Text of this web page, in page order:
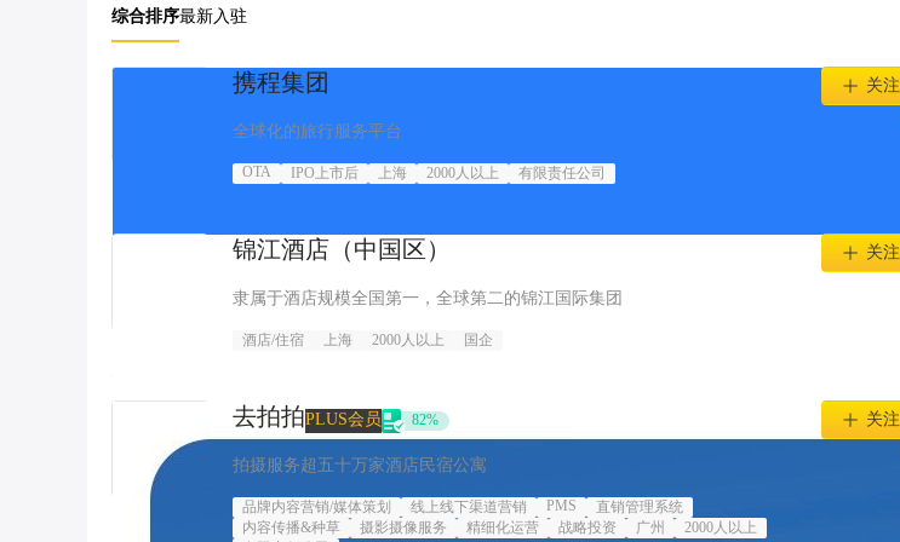
综合排序最新入驻
携程集团
全球化的旅行服务平台
OTA IPO上市后 上海 2000人以上 有限责任公司
关注
锦江酒店（中国区）
隶属于酒店规模全国第一，全球第二的锦江国际集团
酒店/住宿 上海 2000人以上 国企
关注
去拍拍PLUS会员 82%
拍摄服务超五十万家酒店民宿公寓
品牌内容营销/媒体策划 线上线下渠道营销 PMS
直销管理系统
内容传播&种草
摄影摄像服务 精细化运营 战略投资 广州
2000人以上
关注